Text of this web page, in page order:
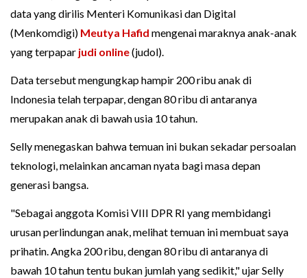
data yang dirilis Menteri Komunikasi dan Digital
(Menkomdigi) Meutya Hafid mengenai maraknya anak-anak
yang terpapar judi online(judol).
Data tersebut mengungkap hampir 200 ribu anak di
Indonesia telah terpapar, dengan 80 ribu di antaranya
merupakan anak di bawah usia 10 tahun.
Selly menegaskan bahwa temuan ini bukan sekadar persoalan
teknologi, melainkan ancaman nyata bagi masa depan
generasi bangsa.
"Sebagai anggota Komisi VIII DPR RI yang membidangi
urusan perlindungan anak, melihat temuan ini membuat saya
prihatin. Angka 200 ribu, dengan 80 ribu di antaranya di
bawah 10 tahun tentu bukan jumlah yang sedikit," ujar Selly